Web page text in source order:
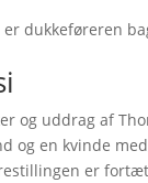
er dukkeføreren
og uddrag af
og en kvinde
er